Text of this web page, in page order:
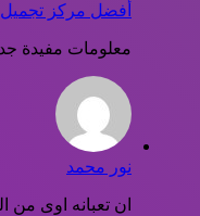
أفضل مركز تجميل
معلومات مفيدة
نور محمد
ان تعبانه اوى من